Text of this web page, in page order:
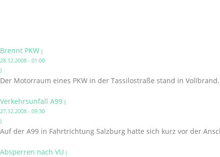
Brennt PKW (
28.12.2008 - 01:00
)
Der Motorraum eines PKW in der Tassilostraße stand in Vollbrand.
Verkehrsunfall A99 (
27.12.2008 - 09:30
)
Auf der A99 in Fahrtrichtung Salzburg hatte sich kurz vor der
Absperren nach VU (